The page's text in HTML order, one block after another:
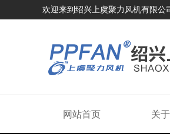
欢迎来到绍兴上虞聚力风机有限公
网站首页 关